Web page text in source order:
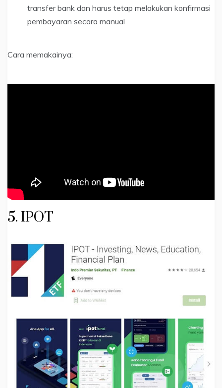
transfer bank dan harus tetap melakukan konfirmasi
pembayaran secara manual
Cara memakainya:
5. IPOT